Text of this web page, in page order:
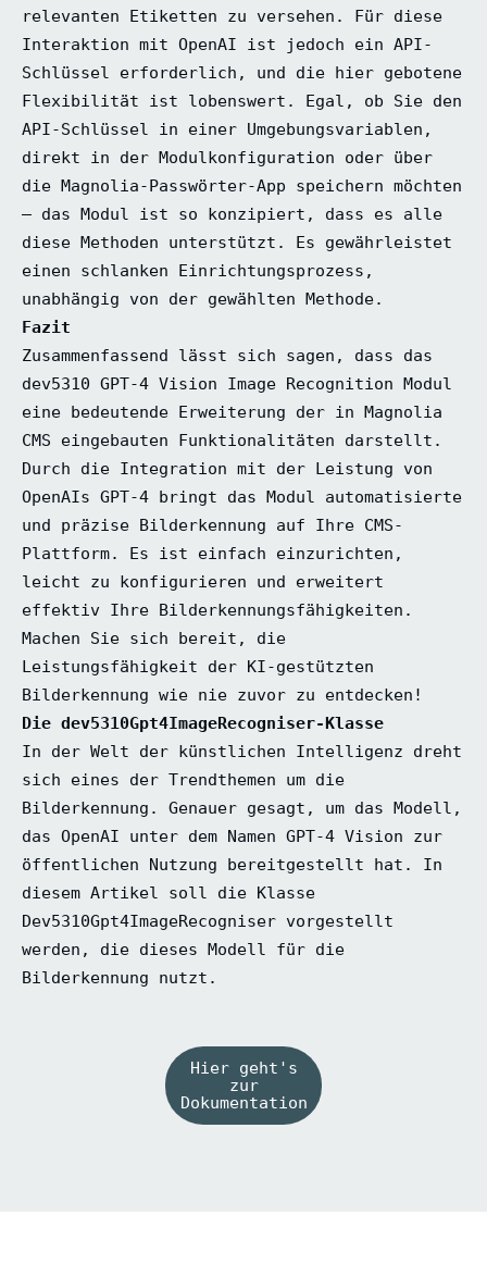
relevanten Etiketten zu versehen. Für diese
Interaktion mit OpenAI ist jedoch ein API-
Schlüssel erforderlich, und die hier gebotene
Flexibilität ist lobenswert. Egal, ob Sie den
API-Schlüssel in einer Umgebungsvariablen,
direkt in der Modulkonfiguration oder über
die Magnolia-Passwörter-App speichern möchten
– das Modul ist so konzipiert, dass es alle
diese Methoden unterstützt. Es gewährleistet
einen schlanken Einrichtungsprozess,
unabhängig von der gewählten Methode.
Fazit
Zusammenfassend lässt sich sagen, dass das
dev5310 GPT-4 Vision Image Recognition Modul
eine bedeutende Erweiterung der in Magnolia
CMS eingebauten Funktionalitäten darstellt.
Durch die Integration mit der Leistung von
OpenAIs GPT-4 bringt das Modul automatisierte
und präzise Bilderkennung auf Ihre CMS-
Plattform. Es ist einfach einzurichten,
leicht zu konfigurieren und erweitert
effektiv Ihre Bilderkennungsfähigkeiten.
Machen Sie sich bereit, die
Leistungsfähigkeit der KI-gestützten
Bilderkennung wie nie zuvor zu entdecken!
Die dev5310Gpt4ImageRecogniser-Klasse
In der Welt der künstlichen Intelligenz dreht
sich eines der Trendthemen um die
Bilderkennung. Genauer gesagt, um das Modell,
das OpenAI unter dem Namen GPT-4 Vision zur
öffentlichen Nutzung bereitgestellt hat. In
diesem Artikel soll die Klasse
Dev5310Gpt4ImageRecogniser vorgestellt
werden, die dieses Modell für die
Bilderkennung nutzt.
Hier geht's
zur
Dokumentation